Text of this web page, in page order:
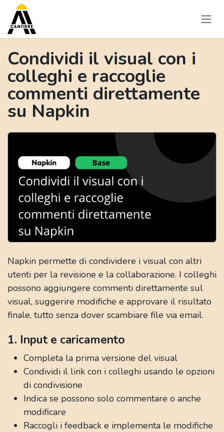
Passa al contenuto
Condividi il visual con i
colleghi e raccoglie
commenti direttamente
su Napkin
Napkin permette di condividere i visual con altri
utenti per la revisione e la collaborazione. I colleghi
possono aggiungere commenti direttamente sul
visual, suggerire modifiche e approvare il risultato
finale, tutto senza dover scambiare file via email.
1. Input e caricamento
Completa la prima versione del visual
Condividi il link con i colleghi usando le opzioni
di condivisione
Indica se possono solo commentare o anche
modificare
Raccogli i feedback e implementa le modifiche